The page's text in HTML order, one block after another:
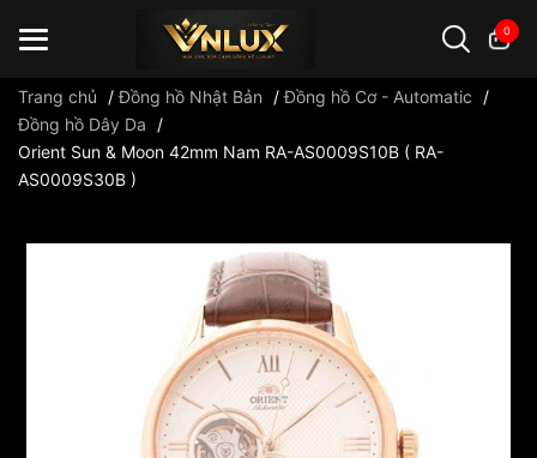
0
Đồng hồ casio đồng hồ G-Shock đồng hồ Orient ...
Trang chủ /Đồng hồ Nhật Bản /Đồng hồ Cơ - Automatic
/
Đồng hồ Dây Da
/
Orient Sun & Moon 42mm Nam RA-AS0009S10B ( RA-
AS0009S30B )